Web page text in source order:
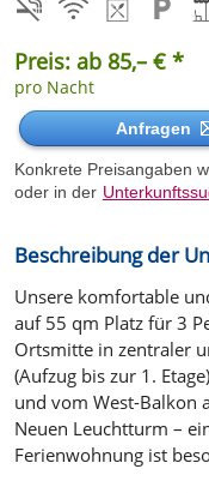
Preis: ab 85,– € *
pro Nacht
Anfragen
Konkrete Preisangaben
oder in der
Beschreibung der
Unsere komfortable
auf 55 qm Platz für 3
Ortsmitte in zentraler
(Aufzug bis zur 1.
und vom West-Balkon
Neuen Leuchtturm –
Ferienwohnung ist